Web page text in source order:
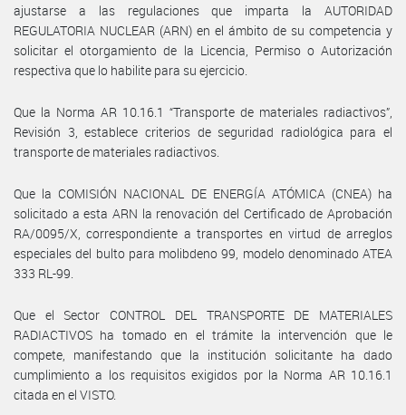
ajustarse a las regulaciones que imparta la AUTORIDAD
REGULATORIA NUCLEAR (ARN) en el ámbito de su competencia y
solicitar el otorgamiento de la Licencia, Permiso o Autorización
respectiva que lo habilite para su ejercicio.
Que la Norma AR 10.16.1 “Transporte de materiales radiactivos”,
Revisión 3, establece criterios de seguridad radiológica para el
transporte de materiales radiactivos.
Que la COMISIÓN NACIONAL DE ENERGÍA ATÓMICA (CNEA) ha
solicitado a esta ARN la renovación del Certificado de Aprobación
RA/0095/X, correspondiente a transportes en virtud de arreglos
especiales del bulto para molibdeno 99, modelo denominado ATEA
333 RL-99.
Que el Sector CONTROL DEL TRANSPORTE DE MATERIALES
RADIACTIVOS ha tomado en el trámite la intervención que le
compete, manifestando que la institución solicitante ha dado
cumplimiento a los requisitos exigidos por la Norma AR 10.16.1
citada en el VISTO.